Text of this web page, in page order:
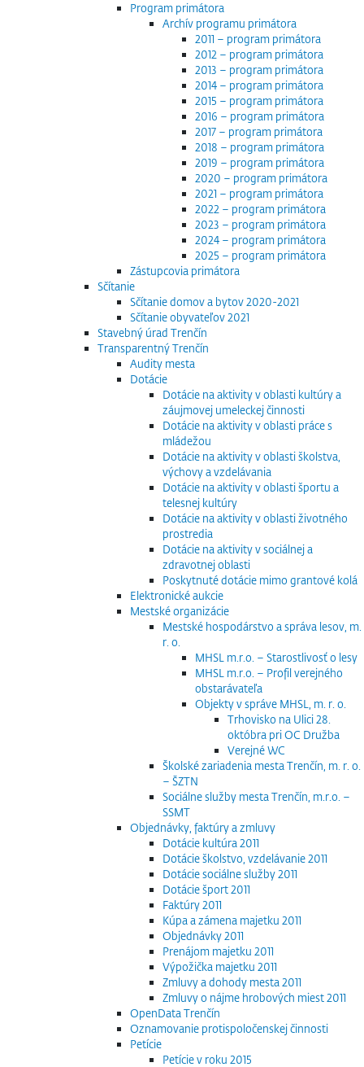
Program primátora
Archív programu primátora
2011 – program primátora
2012 – program primátora
2013 – program primátora
2014 – program primátora
2015 – program primátora
2016 – program primátora
2017 – program primátora
2018 – program primátora
2019 – program primátora
2020 – program primátora
2021 – program primátora
2022 – program primátora
2023 – program primátora
2024 – program primátora
2025 – program primátora
Zástupcovia primátora
Sčítanie
Sčítanie domov a bytov 2020-2021
Sčítanie obyvateľov 2021
Stavebný úrad Trenčín
Transparentný Trenčín
Audity mesta
Dotácie
Dotácie na aktivity v oblasti kultúry a
záujmovej umeleckej činnosti
Dotácie na aktivity v oblasti práce s
mládežou
Dotácie na aktivity v oblasti školstva,
výchovy a vzdelávania
Dotácie na aktivity v oblasti športu a
telesnej kultúry
Dotácie na aktivity v oblasti životného
prostredia
Dotácie na aktivity v sociálnej a
zdravotnej oblasti
Poskytnuté dotácie mimo grantové kolá
Elektronické aukcie
Mestské organizácie
Mestské hospodárstvo a správa lesov, m.
r. o.
MHSL m.r.o. – Starostlivosť o lesy
MHSL m.r.o. – Profil verejného
obstarávateľa
Objekty v správe MHSL, m. r. o.
Trhovisko na Ulici 28.
októbra pri OC Družba
Verejné WC
Školské zariadenia mesta Trenčín, m. r. o.
– ŠZTN
Sociálne služby mesta Trenčín, m.r.o. –
SSMT
Objednávky, faktúry a zmluvy
Dotácie kultúra 2011
Dotácie školstvo, vzdelávanie 2011
Dotácie sociálne služby 2011
Dotácie šport 2011
Faktúry 2011
Kúpa a zámena majetku 2011
Objednávky 2011
Prenájom majetku 2011
Výpožička majetku 2011
Zmluvy a dohody mesta 2011
Zmluvy o nájme hrobových miest 2011
OpenData Trenčín
Oznamovanie protispoločenskej činnosti
Petície
Petície v roku 2015